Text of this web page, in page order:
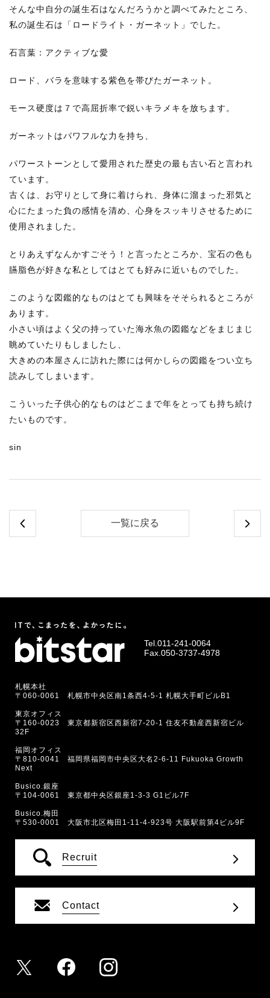
そんな中自分の誕生石はなんだろうかと調べてみたところ、
私の誕生石は「ロードライト・ガーネット」でした。
石言葉：アクティブな愛
ロード、バラを意味する紫色を帯びたガーネット。
モース硬度は７で高屈折率で鋭いキラメキを放ちます。
ガーネットはパワフルな力を持ち、
パワーストーンとして愛用された歴史の最も古い石と言われ
ています。
古くは、お守りとして身に着けられ、身体に溜まった邪気と
心にたまった負の感情を清め、心身をスッキリさせるために
使用されました。
とりあえずなんかすごそう！と言ったところか、宝石の色も
臙脂色が好きな私としてはとても好みに近いものでした。
このような図鑑的なものはとても興味をそそられるところが
あります。
小さい頃はよく父の持っていた海水魚の図鑑などをまじまじ
眺めていたりもしましたし、
大きめの本屋さんに訪れた際には何かしらの図鑑をつい立ち
読みしてしまいます。
こういった子供心的なものはどこまで年をとっても持ち続け
たいものです。
sin
一覧に戻る
Tel.011-241-0064
Fax.050-3737-4978
札幌本社
〒060-0061 札幌市中央区南1条西4-5-1 札幌大手町ビルB1
東京オフィス
〒160-0023 東京都新宿区西新宿7-20-1 住友不動産西新宿ビル
32F
福岡オフィス
〒810-0041 福岡県福岡市中央区大名2-6-11 Fukuoka Growth
Next
Busico.銀座
〒104-0061 東京都中央区銀座1-3-3 G1ビル7F
Busico.梅田
〒530-0001 大阪市北区梅田1-11-4-923号 大阪駅前第4ビル9F
Recruit
Contact